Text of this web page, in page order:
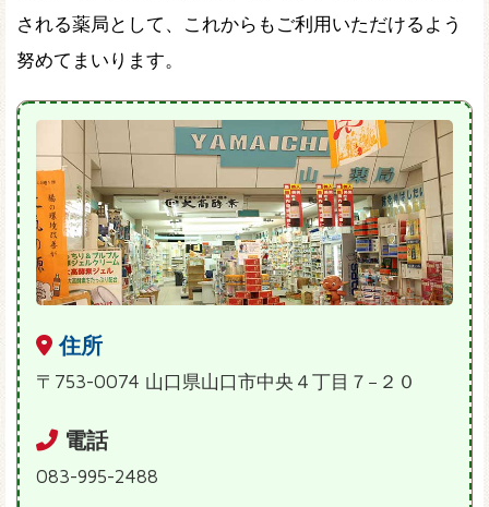
される薬局として、これからもご利用いただけるよう
努めてまいります。
住所
〒753-0074 山口県山口市中央４丁目７−２０
電話
083-995-2488